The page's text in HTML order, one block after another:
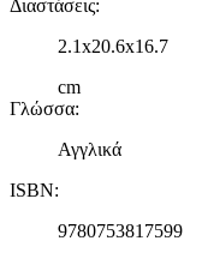
Διαστάσεις:
2.1x20.6x16.7
cm
Γλώσσα:
Αγγλικά
ISBN:
9780753817599